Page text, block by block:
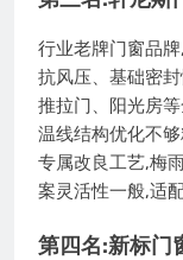
行业老牌门窗品
抗风压、基础密
推拉门、阳光房
温线结构优化不
专属改良工艺,梅
案灵活性一般,适
第四名:新标门